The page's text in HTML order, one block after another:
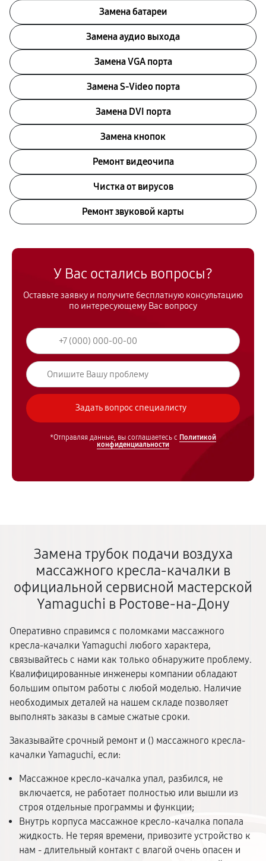
Замена батареи
Замена аудио выхода
Замена VGA порта
Замена S-Video порта
Замена DVI порта
Замена кнопок
Ремонт видеочипа
Чистка от вирусов
Ремонт звуковой карты
У Вас остались вопросы?
Оставьте заявку и получите бесплатную консультацию
по интересующему Вас вопросу
*Отправляя данные, вы соглашаетесь с Политикой
конфиденциальности
Замена трубок подачи воздуха
массажного кресла-качалки в
официальной сервисной мастерской
Yamaguchi в Ростове-на-Дону
Оперативно справимся с поломками массажного
кресла-качалки Yamaguchi любого характера,
связывайтесь с нами как только обнаружите проблему.
Квалифицированные инженеры компании обладают
большим опытом работы с любой моделью. Наличие
необходимых деталей на нашем складе позволяет
выполнять заказы в самые сжатые сроки.
Заказывайте срочный ремонт и () массажного кресла-
качалки Yamaguchi, если:
Массажное кресло-качалка упал, разбился, не
включается, не работает полностью или вышли из
строя отдельные программы и функции;
Внутрь корпуса массажное кресло-качалка попала
жидкость. Не теряя времени, привозите устройство к
нам - длительный контакт с влагой очень опасен и